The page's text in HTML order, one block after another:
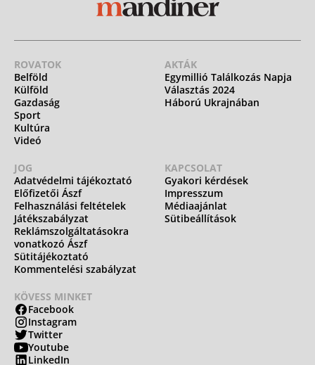
ROVATOK
Belföld
Külföld
Gazdaság
Sport
Kultúra
Videó
AKTÁK
Egymillió Találkozás Napja
Választás 2024
Háború Ukrajnában
JOG
Adatvédelmi tájékoztató
Előfizetői Ászf
Felhasználási feltételek
Játékszabályzat
Reklámszolgáltatásokra
vonatkozó Ászf
Sütitájékoztató
Kommentelési szabályzat
KAPCSOLAT
Gyakori kérdések
Impresszum
Médiaajánlat
Sütibeállítások
KÖVESS MINKET
Facebook
Instagram
Twitter
Youtube
LinkedIn